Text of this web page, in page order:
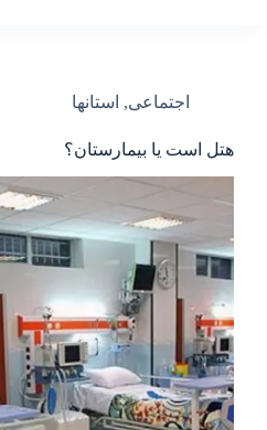
اجتماعی, استانها
هتل است یا بیمارستان؟